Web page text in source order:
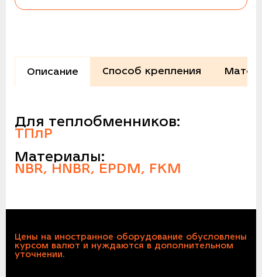
Описание Способ крепления
Для теплобменников:
ТПлР
Материалы:
NBR, HNBR, EPDM, FKM
Цены на иностранное оборудование обусловлены
курсом валют и нуждаются в дополнительном
уточнении.